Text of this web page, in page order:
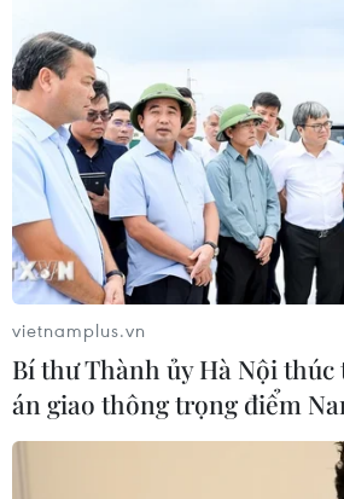
vietnamplus.vn
Bí thư Thành ủy Hà Nội
án giao thông trọng điểm